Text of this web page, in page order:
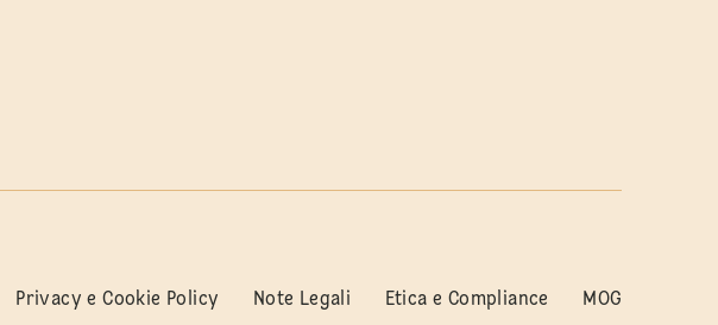
Privacy e Cookie Policy Note Legali Etica e Compliance MOG